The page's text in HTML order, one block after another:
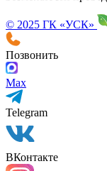
За информацию,
информационных
объявлений, наша
не несёт. За
оформление ипотеки
Группа компаний
договорам купли
сертификатам
возможности